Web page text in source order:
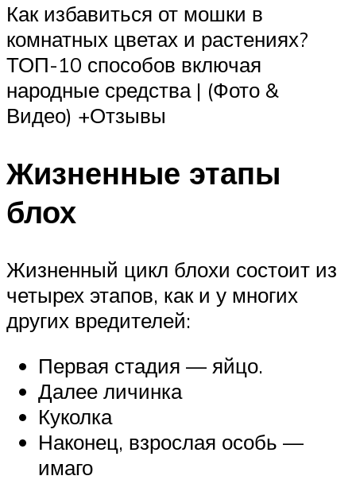
Как избавиться от мошки в
комнатных цветах и растениях?
ТОП-10 способов включая
народные средства | (Фото &
Видео) +Отзывы
Жизненные этапы
блох
Жизненный цикл блохи состоит из
четырех этапов, как и у многих
других вредителей:
Первая стадия — яйцо.
Далее личинка
Куколка
Наконец, взрослая особь —
имаго